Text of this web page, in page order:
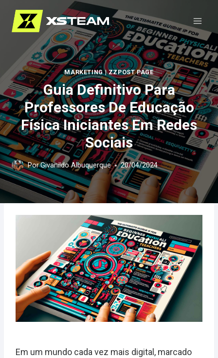
Pular
para
Conteúdo
MARKETING|ZZPOST PAGE
Guia Definitivo Para
Professores De Educação
Física Iniciantes Em Redes
Sociais
PorGivanildo Albuquerque 20/04/2024
Em um mundo cada vez mais digital, marcado